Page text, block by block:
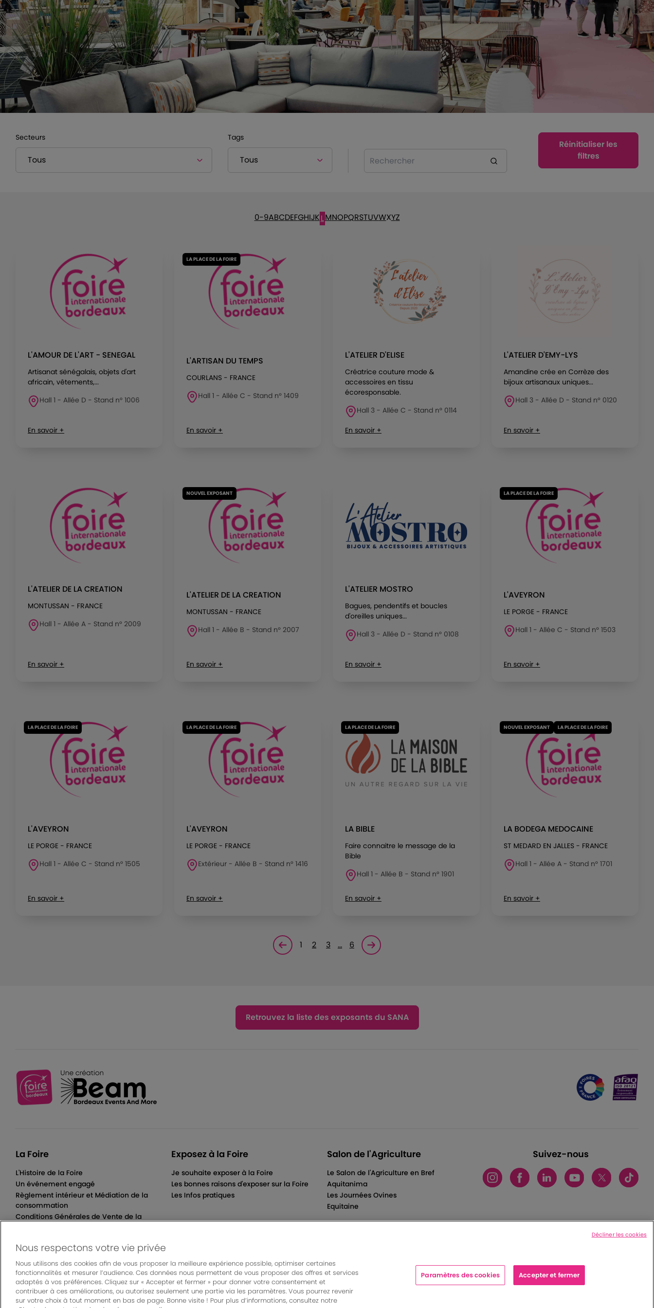
Secteurs Tags
Rechercher
Réinitialiser les
filtres
0-9ABCDEFGHIJKLMNOPQRSTUVWXYZ
L'AMOUR DE L'ART - SENEGAL
Artisanat sénégalais, objets d'art
africain, vêtements,...
Hall 1 - Allée D - Stand n° 1006
En savoir +
LA PLACE DE LA FOIRE
L'ARTISAN DU TEMPS
COURLANS - FRANCE
Hall 1 - Allée C - Stand n° 1409
En savoir +
L'ATELIER D'ELISE
Créatrice couture mode &
accessoires en tissu
écoresponsable.
Hall 3 - Allée C - Stand n° 0114
En savoir +
L'ATELIER D'EMY-LYS
Amandine crée en Corrèze des
bijoux artisanaux uniques...
Hall 3 - Allée D - Stand n° 0120
En savoir +
L'ATELIER DE LA CREATION
MONTUSSAN - FRANCE
Hall 1 - Allée A - Stand n° 2009
En savoir +
NOUVEL EXPOSANT
L'ATELIER DE LA CREATION
MONTUSSAN - FRANCE
Hall 1 - Allée B - Stand n° 2007
En savoir +
L'ATELIER MOSTRO
Bagues, pendentifs et boucles
d'oreilles uniques...
Hall 3 - Allée D - Stand n° 0108
En savoir +
LA PLACE DE LA FOIRE
L'AVEYRON
LE PORGE - FRANCE
Hall 1 - Allée C - Stand n° 1503
En savoir +
LA PLACE DE LA FOIRE
L'AVEYRON
LE PORGE - FRANCE
Hall 1 - Allée C - Stand n° 1505
En savoir +
LA PLACE DE LA FOIRE
L'AVEYRON
LE PORGE - FRANCE
Extérieur - Allée B - Stand n° 1416
En savoir +
LA PLACE DE LA FOIRE
LA BIBLE
Faire connaitre le message de la
Bible
Hall 1 - Allée B - Stand n° 1901
En savoir +
NOUVEL EXPOSANT LA PLACE DE LA FOIRE
LA BODEGA MEDOCAINE
ST MEDARD EN JALLES - FRANCE
Hall 1 - Allée A - Stand n° 1701
En savoir +
Page précédente
1 2 3 … 6 Page suivante<
Retrouvez la liste des exposants du SANA
La Foire
L'Histoire de la Foire
Un événement engagé
Règlement intérieur et Médiation de la
consommation
Conditions Générales de Vente de la
Exposez à la Foire
Je souhaite exposer à la Foire
Les bonnes raisons d'exposer sur la Foire
Les Infos pratiques
Salon de l'Agriculture
Le Salon de l'Agriculture en Bref
Aquitanima
Les Journées Ovines
Equitaine
Suivez-nous
© Bordeaux Events And More | Rue Jean Samazeuilh - CS 20088 - 33070 Bordeaux cedex - France
Mentions légales|Règlement général des manifestations|Un événement organisé par Bordeaux Events And More|Charte de protection des données personnelles
Paramètres des cookies
Nous respectons votre vie privée
Nous utilisons des cookies afin de vous proposer la meilleure expérience possible, optimiser certaines
fonctionnalités et mesurer l’audience. Ces données nous permettent de vous proposer des offres et services
adaptés à vos préférences. Cliquez sur « Accepter et fermer » pour donner votre consentement et
contribuer à ces améliorations, ou autorisez seulement une partie via les paramètres. Vous pourrez revenir
sur votre choix à tout moment en bas de page. Bonne visite ! Pour plus d’informations, consultez notre
Paramètres des cookies Accepter et fermer
Décliner les cookies